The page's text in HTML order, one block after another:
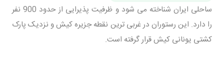
ساحلی ایران شناخته می شود و ظرفیت پذیرایی از حدود 900 نفر
را دارد. این رستوران در غربی ترین نقطه جزیره کیش و نزدیک پارک
کشتی یونانی کیش قرار گرفته است.